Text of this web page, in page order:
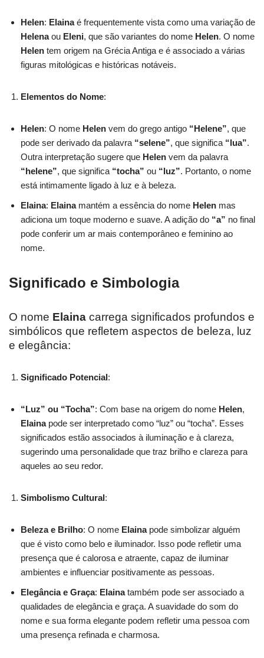
Helen: Elainaé frequentemente vista como uma variação de
Helenaou Eleni, que são variantes do nome Helen. O nome
Helen tem origem na Grécia Antiga e é associado a várias
figuras mitológicas e históricas notáveis.
Elementos do Nome:
Helen: O nome Helen vem do grego antigo “Helene”, que
pode ser derivado da palavra “selene”, que significa “lua”.
Outra interpretação sugere que Helen vem da palavra
“helene”, que significa “tocha” ou “luz”. Portanto, o nome
está intimamente ligado à luz e à beleza.
Elaina: Elainamantém a essência do nome Helen mas
adiciona um toque moderno e suave. A adição do “a” no final
pode conferir um ar mais contemporâneo e feminino ao
nome.
Significado e Simbologia
O nome Elaina carrega significados profundos e
simbólicos que refletem aspectos de beleza, luz
e elegância:
Significado Potencial:
“Luz” ou “Tocha”: Com base na origem do nome Helen,
Elainapode ser interpretado como “luz” ou “tocha”. Esses
significados estão associados à iluminação e à clareza,
sugerindo uma personalidade que traz brilho e clareza para
aqueles ao seu redor.
Simbolismo Cultural:
Beleza e Brilho: O nome Elainapode simbolizar alguém
que é visto como belo e iluminador. Isso pode refletir uma
presença que é calorosa e atraente, capaz de iluminar
ambientes e influenciar positivamente as pessoas.
Elegância e Graça: Elainatambém pode ser associado a
qualidades de elegância e graça. A suavidade do som do
nome e sua forma elegante podem refletir uma pessoa com
uma presença refinada e charmosa.